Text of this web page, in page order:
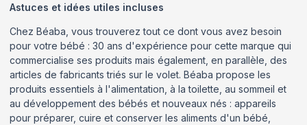
Astuces et idées utiles incluses
Chez Béaba, vous trouverez tout ce dont vous avez besoin
pour votre bébé : 30 ans d'expérience pour cette marque qui
commercialise ses produits mais également, en parallèle, des
articles de fabricants triés sur le volet. Béaba propose les
produits essentiels à l'alimentation, à la toilette, au sommeil et
au développement des bébés et nouveaux nés : appareils
pour préparer, cuire et conserver les aliments d'un bébé,